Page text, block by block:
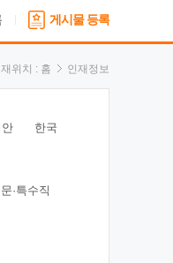
게시물 등록
위치 : 홈 인재정보
한국
·특수직